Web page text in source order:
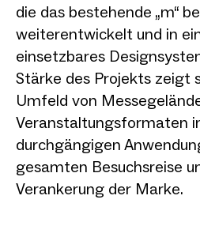
die das bestehende „m“
weiterentwickelt und in
einsetzbares
Stärke des Projekts zeigt
Umfeld von
Veranstaltungsformaten
durchgängigen
gesamten Besuchsreise
Verankerung der Marke.